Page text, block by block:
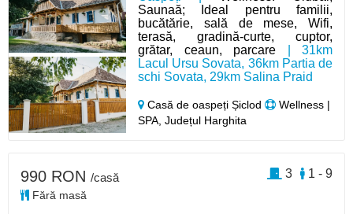
Saunaă; Ideal pentru familii,
bucătărie, sală de mese, Wifi,
terasă, gradină-curte, cuptor,
grătar, ceaun, parcare | 31km
Lacul Ursu Sovata, 36km Partia de
schi Sovata, 29km Salina Praid
Casă de oaspeți Șiclod
Wellness |
SPA, Județul Harghita
990 RON /casă
Fără masă
1 - 9
3